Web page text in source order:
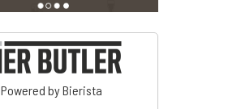
Powered by Bierista